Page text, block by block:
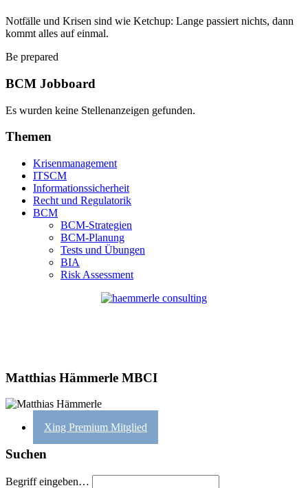
Notfälle und Krisen sind wie Ketchup: Lange passiert nichts, dann
kommt alles auf einmal.
Be prepared
BCM Jobboard
Es wurden keine Stellenanzeigen gefunden.
Themen
Krisenmanagement
ITSCM
Informationssicherheit
Recht und Regulatorik
BCM
BCM-Strategien
BCM-Planung
Tests und Übungen
BIA
Risk Assessment
Matthias Hämmerle MBCI
Xing Premium Mitglied
Suchen
Begriff eingeben…